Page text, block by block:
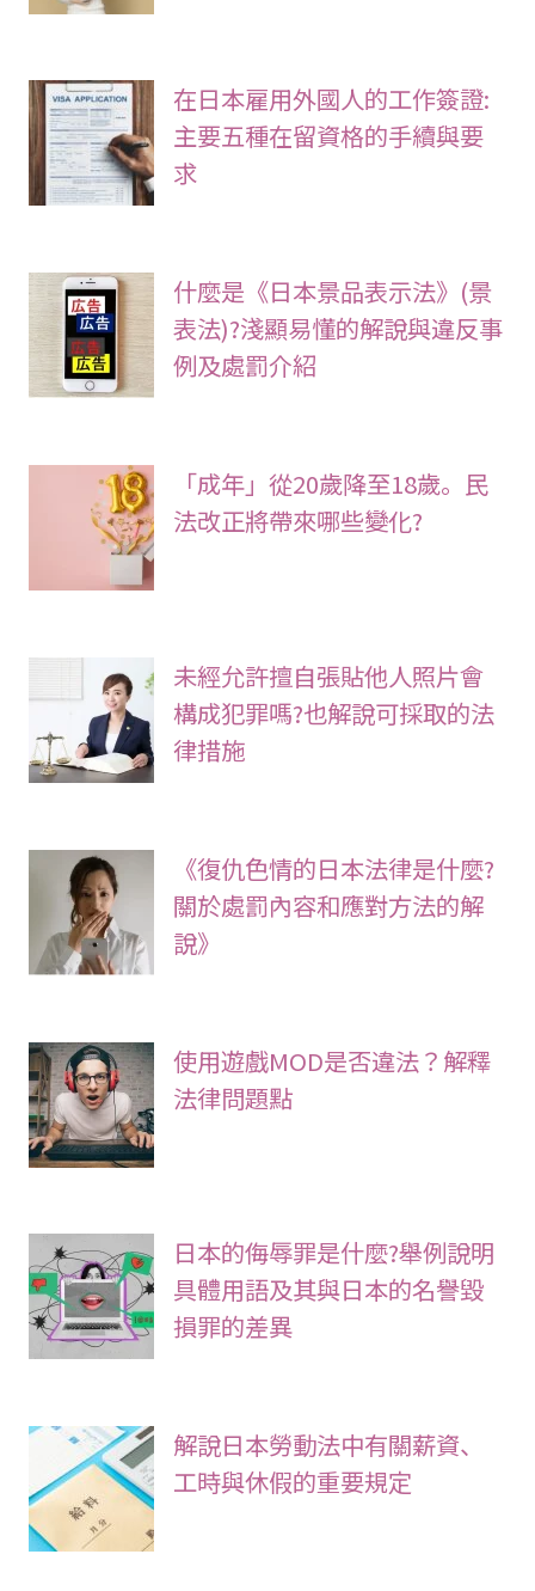
在日本雇用外國人的工作簽證:
主要五種在留資格的手續與要
求
什麼是《日本景品表示法》(景
表法)?淺顯易懂的解說與違反事
例及處罰介紹
「成年」從20歲降至18歲。民
法改正將帶來哪些變化?
未經允許擅自張貼他人照片會
構成犯罪嗎?也解說可採取的法
律措施
《復仇色情的日本法律是什麼?
關於處罰內容和應對方法的解
說》
使用遊戲MOD是否違法？解釋
法律問題點
日本的侮辱罪是什麼?舉例說明
具體用語及其與日本的名譽毀
損罪的差異
解說日本勞動法中有關薪資、
工時與休假的重要規定